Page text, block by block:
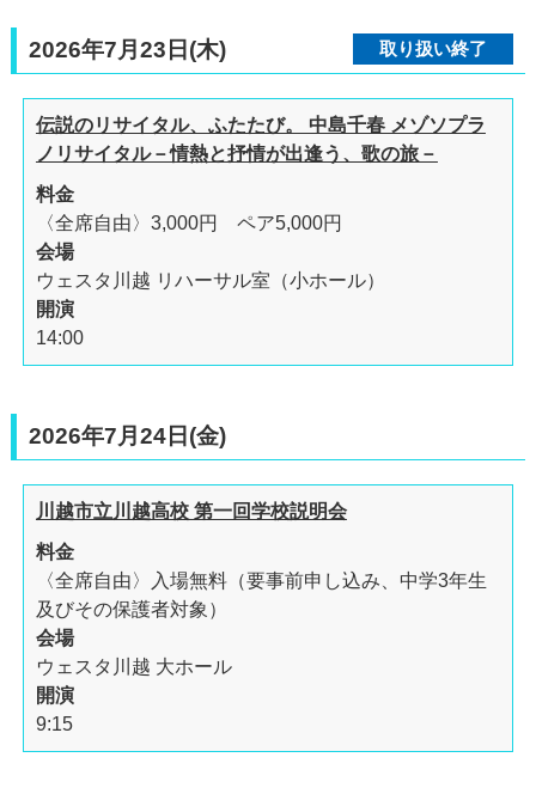
2026年7月23日(木) 取り扱い終了
伝説のリサイタル、ふたたび。 中島千春 メゾソプラ
ノリサイタル－情熱と抒情が出逢う、歌の旅－
料金
〈全席自由〉3,000円 ペア5,000円
会場
ウェスタ川越 リハーサル室（小ホール）
開演
14:00
2026年7月24日(金)
川越市立川越高校 第一回学校説明会
料金
〈全席自由〉入場無料（要事前申し込み、中学3年生
及びその保護者対象）
会場
ウェスタ川越 大ホール
開演
9:15